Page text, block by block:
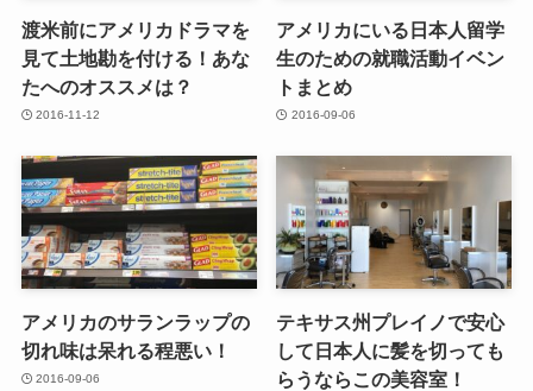
渡米前にアメリカドラマを
見て土地勘を付ける！あな
たへのオススメは？
2016-11-12
アメリカにいる日本人留学
生のための就職活動イベン
トまとめ
2016-09-06
アメリカのサランラップの
切れ味は呆れる程悪い！
2016-09-06
テキサス州プレイノで安心
して日本人に髪を切っても
らうならこの美容室！